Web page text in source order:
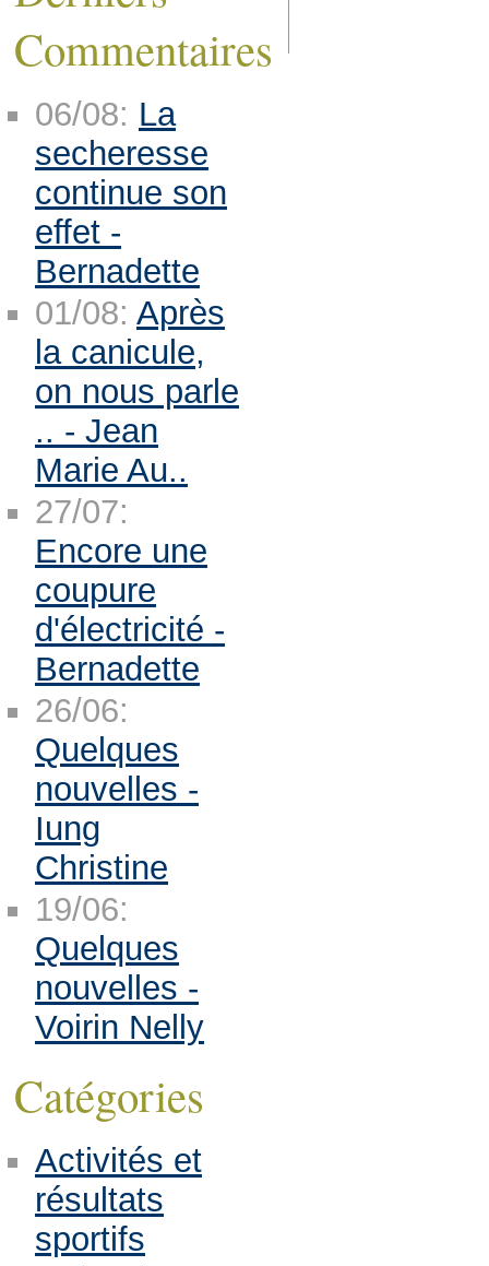
Commentaires
06/08: La
secheresse
continue son
effet -
Bernadette
01/08: Après
la canicule,
on nous parle
.. - Jean
Marie Au..
27/07:
Encore une
coupure
d'électricité -
Bernadette
26/06:
Quelques
nouvelles -
Iung
Christine
19/06:
Quelques
nouvelles -
Voirin Nelly
Catégories
Activités et
résultats
sportifs